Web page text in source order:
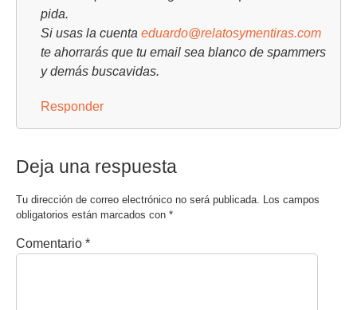
pida.
Si usas la cuenta eduardo@relatosymentiras.com
te ahorrarás que tu email sea blanco de spammers
y demás buscavidas.
Responder
Deja una respuesta
Tu dirección de correo electrónico no será publicada. Los campos
obligatorios están marcados con *
Comentario *